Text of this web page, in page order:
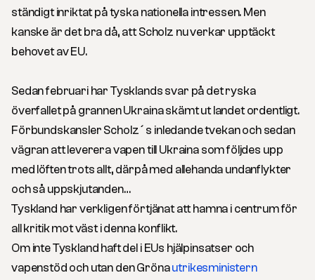
ständigt inriktat på tyska nationella intressen. Men
kanske är det bra då, att Scholz nu verkar upptäckt
behovet av EU.
Sedan februari har Tysklands svar på det ryska
överfallet på grannen Ukraina skämt ut landet ordentligt.
Förbundskansler Scholz´s inledande tvekan och sedan
vägran att leverera vapen till Ukraina som följdes upp
med löften trots allt, därpå med allehanda undanflykter
och så uppskjutanden…
Tyskland har verkligen förtjänat att hamna i centrum för
all kritik mot väst i denna konflikt.
Om inte Tyskland haft del i EUs hjälpinsatser och
vapenstöd och utan den Grönautrikesministern